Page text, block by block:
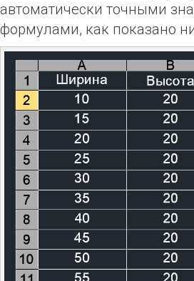
автоматически точными
формулами, как показано